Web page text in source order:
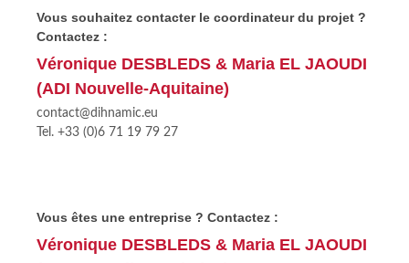
Vous souhaitez contacter le coordinateur du projet ?
Contactez :
Véronique DESBLEDS & Maria EL JAOUDI
(ADI Nouvelle-Aquitaine)
contact@dihnamic.eu
Tel. +33 (0)6 71 19 79 27
Vous êtes une entreprise ? Contactez :
Véronique DESBLEDS & Maria EL JAOUDI